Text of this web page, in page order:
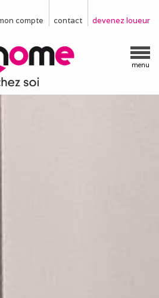
devenez loueur
contact
compte
menu